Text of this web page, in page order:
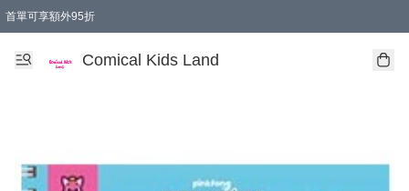
首單可享額外95折
Comical Kids Land